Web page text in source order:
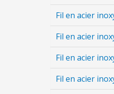
Fil en acier
Fil en acier
Fil en acier
Fil en acier